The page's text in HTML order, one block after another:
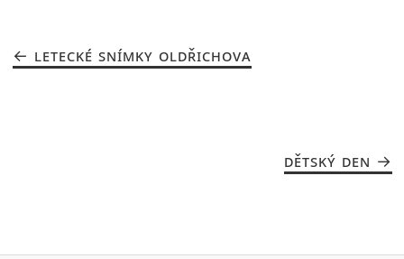
LETECKÉ SNÍMKY OLDŘICHOVA
DĚTSKÝ DEN